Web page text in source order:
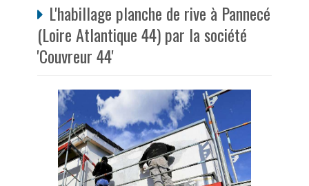
L'habillage planche de rive à Pannecé
(Loire Atlantique 44) par la société
'Couvreur 44'